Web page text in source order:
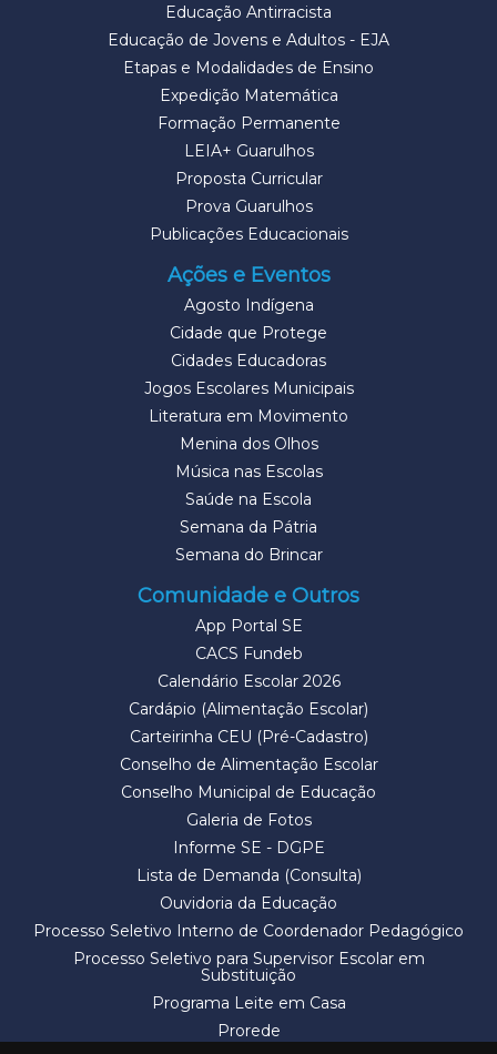
Educação Antirracista
Educação de Jovens e Adultos - EJA
Etapas e Modalidades de Ensino
Expedição Matemática
Formação Permanente
LEIA+ Guarulhos
Proposta Curricular
Prova Guarulhos
Publicações Educacionais
Ações e Eventos
Agosto Indígena
Cidade que Protege
Cidades Educadoras
Jogos Escolares Municipais
Literatura em Movimento
Menina dos Olhos
Música nas Escolas
Saúde na Escola
Semana da Pátria
Semana do Brincar
Comunidade e Outros
App Portal SE
CACS Fundeb
Calendário Escolar 2026
Cardápio (Alimentação Escolar)
Carteirinha CEU (Pré-Cadastro)
Conselho de Alimentação Escolar
Conselho Municipal de Educação
Galeria de Fotos
Informe SE - DGPE
Lista de Demanda (Consulta)
Ouvidoria da Educação
Processo Seletivo Interno de Coordenador Pedagógico
Processo Seletivo para Supervisor Escolar em
Substituição
Programa Leite em Casa
Prorede